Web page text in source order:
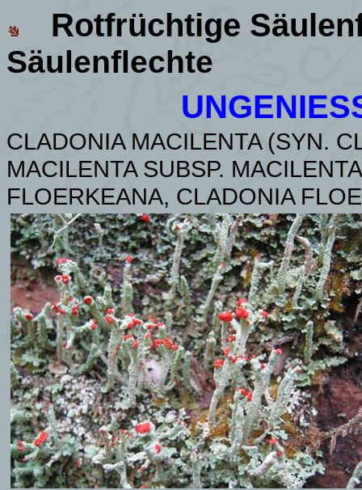
Rotfrüchtige
Säulenflechte
CLADONIA MACILENTA (SYN.
MACILENTA SUBSP.
FLOERKEANA, CLADONIA